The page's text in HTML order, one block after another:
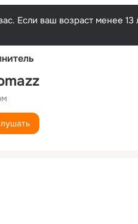
Если ваш возраст менее